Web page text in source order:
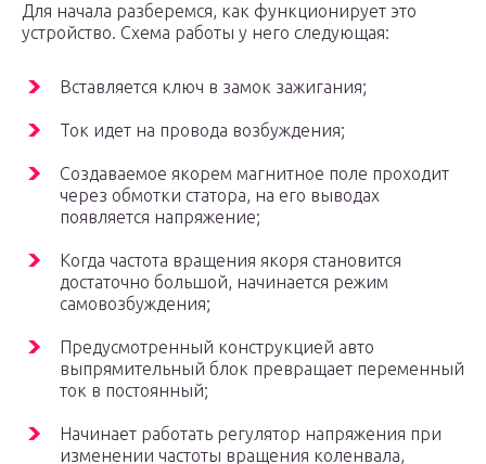
Для начала разберемся, как функционирует это
устройство. Схема работы у него следующая:
Вставляется ключ в замок зажигания;
Ток идет на провода возбуждения;
Создаваемое якорем магнитное поле проходит
через обмотки статора, на его выводах
появляется напряжение;
Когда частота вращения якоря становится
достаточно большой, начинается режим
самовозбуждения;
Предусмотренный конструкцией авто
выпрямительный блок превращает переменный
ток в постоянный;
Начинает работать регулятор напряжения при
изменении частоты вращения коленвала,